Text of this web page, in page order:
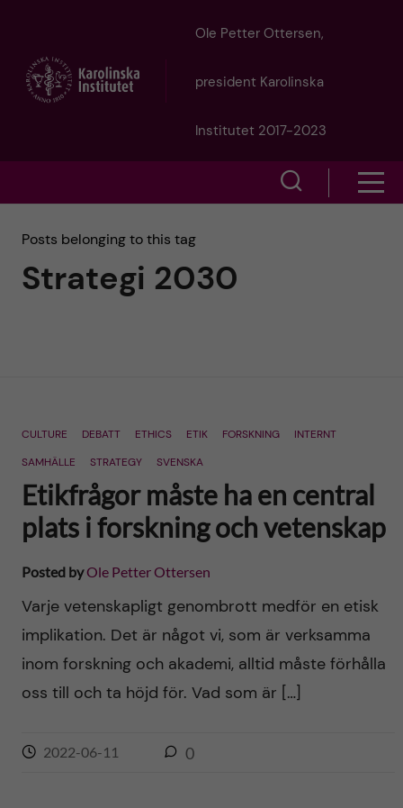
t
m
Ole Petter Ottersen,
president Karolinska
Institutet 2017-2023
h
f
l
d
u
Posts belonging to this tag
Strategi 2030
CULTURE DEBATT ETHICS ETIK FORSKNING
INTERNT
SAMHÄLLE
STRATEGY SVENSKA
Etikfrågor måste ha en central
plats i forskning och vetenskap
Posted byOle Petter Ottersen
Varje vetenskapligt genombrott medför en etisk
implikation. Det är något vi, som är verksamma
inom forskning och akademi, alltid måste förhålla
oss till och ta höjd för. Vad som är […]
2022-06-11 0